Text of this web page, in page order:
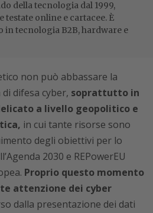
della tecnologia dal 1999,
online e cartacee. È
in tecnologia B2B, hardware e
non può abbassare la
difesa cyber, soprattutto in
a livello geopolitico e
in cui tante risorse sono
degli obiettivi per lo
2030 e REPowerEU
Proprio questo momento
attenzione dei cyber
dalla presentazione dei dati